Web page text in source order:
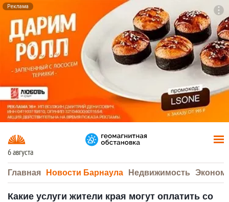
Реклама
6 августа
Главная Новости Барнаула Недвижимость
Какие услуги жители края могут оплатить со